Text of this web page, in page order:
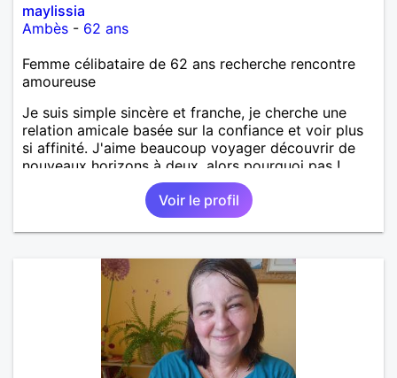
maylissia
Ambès - 62 ans
Femme célibataire de 62 ans recherche rencontre
amoureuse
Je suis simple sincère et franche, je cherche une
relation amicale basée sur la confiance et voir plus
si affinité. J'aime beaucoup voyager découvrir de
nouveaux horizons à deux, alors pourquoi pas !
Voir le profil